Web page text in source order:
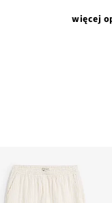
więcej